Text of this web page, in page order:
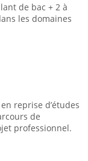
de bac + 2 à
les domaines
reprise d’études
de
professionnel.